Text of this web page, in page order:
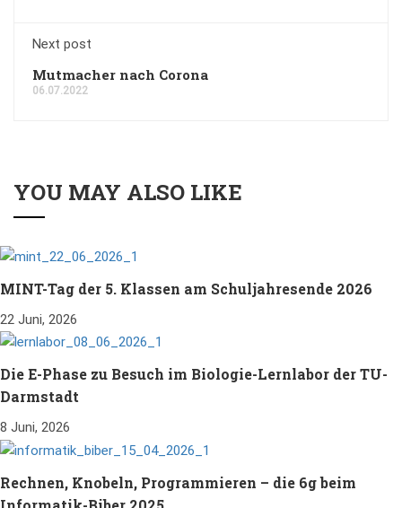
Next post
Mutmacher nach Corona
06.07.2022
YOU MAY ALSO LIKE
MINT-Tag der 5. Klassen am Schuljahresende 2026
22 Juni, 2026
Die E-Phase zu Besuch im Biologie-Lernlabor der TU-
Darmstadt
8 Juni, 2026
Rechnen, Knobeln, Programmieren – die 6g beim